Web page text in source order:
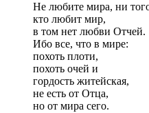
Не любите мира, ни
кто любит мир,
в том нет любви Отчей.
Ибо все, что в мире:
похоть плоти,
похоть очей и
гордость житейская,
не есть от Отца,
но от мира сего.